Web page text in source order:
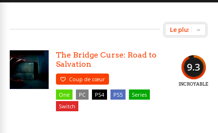
9.3
INCROYABLE
The Bridge Curse: Road to
Salvation
Coup de cœur
One PC PS4 PS5
Series
Switch